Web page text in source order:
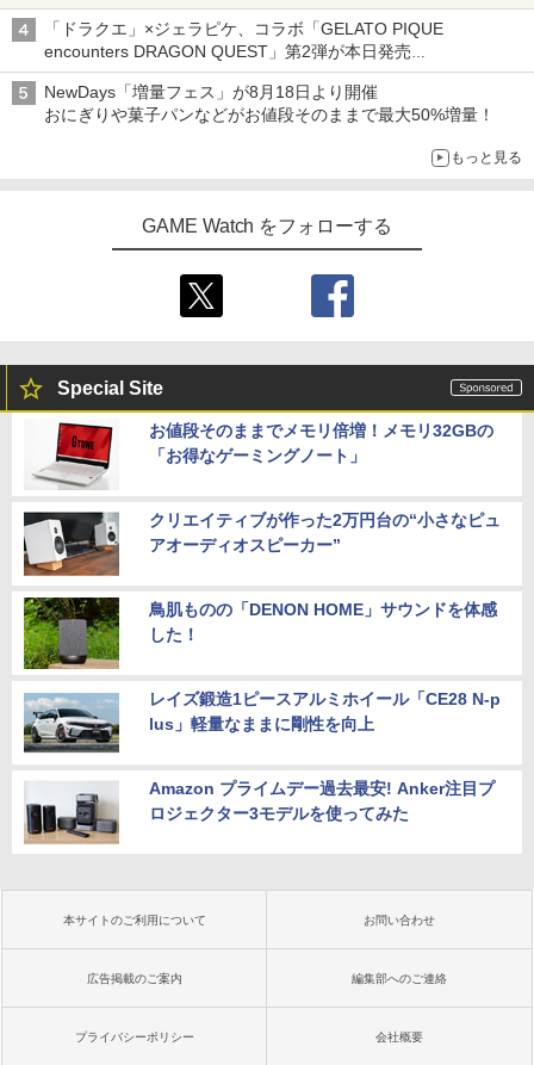
「ドラクエ」×ジェラピケ、コラボ「GELATO PIQUE
encounters DRAGON QUEST」第2弾が本日発売
アイスカップに入ったスライムやわたぼう、ベビーサタンなどが
オリジナルアートで登場
NewDays「増量フェス」が8月18日より開催
おにぎりや菓子パンなどがお値段そのままで最大50%増量！
もっと見る
GAME Watch をフォローする
Special Site
お値段そのままでメモリ倍増！メモリ32GBの
「お得なゲーミングノート」
クリエイティブが作った2万円台の“小さなピュ
アオーディオスピーカー”
鳥肌ものの「DENON HOME」サウンドを体感
した！
レイズ鍛造1ピースアルミホイール「CE28 N-p
lus」軽量なままに剛性を向上
Amazon プライムデー過去最安! Anker注目プ
ロジェクター3モデルを使ってみた
本サイトのご利用について お問い合わせ
広告掲載のご案内 編集部へのご連絡
プライバシーポリシー 会社概要